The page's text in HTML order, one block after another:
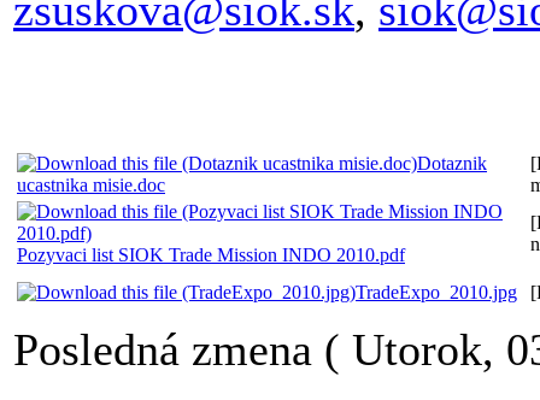
zsuskova@siok.sk,
Dotaznik
ucastnika misie.doc
Pozyvaci list SIOK Trade Mission INDO 2010.pdf
TradeExpo_2010.jpg
Posledná zmena ( Utorok,